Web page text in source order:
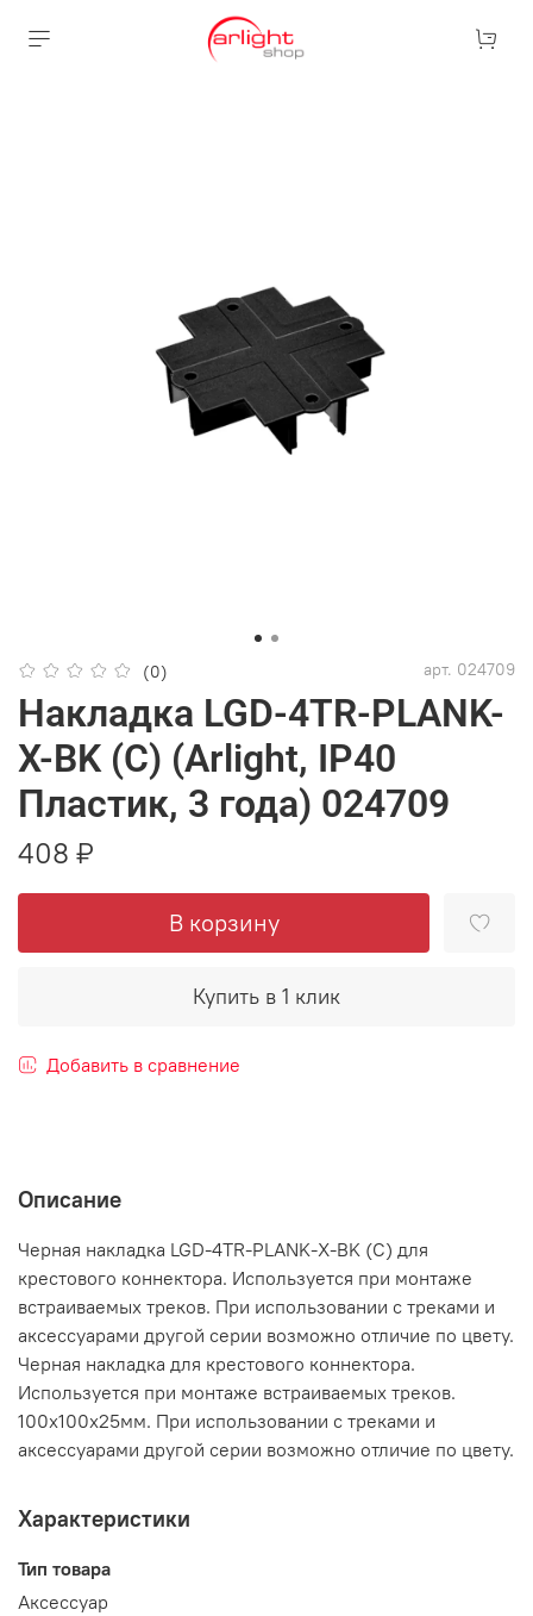
(0) арт. 024709
Накладка LGD-4TR-PLANK-
X-BK (C) (Arlight, IP40
Пластик, 3 года) 024709
408 ₽
В корзину
Купить в 1 клик
Добавить в сравнение
Описание
Черная накладка LGD-4TR-PLANK-X-BK (C) для
крестового коннектора. Используется при монтаже
встраиваемых треков. При использовании с треками и
аксессуарами другой серии возможно отличие по цвету.
Черная накладка для крестового коннектора.
Используется при монтаже встраиваемых треков.
100х100х25мм. При использовании с треками и
аксессуарами другой серии возможно отличие по цвету.
Характеристики
Тип товара
Аксессуар